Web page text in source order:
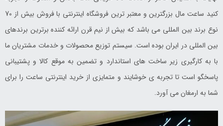
کنید ساعت مال بزرگترین و معتبر ترین فروشگاه اینترنتی با فروش بیش از 70
نوع برند بین المللی می باشد که بیش از نیم قرن ارائه کننده برترین برندهای
بین المللی در ایران بوده است. سیستم توزیع محصولات و خدمات مشتریان ما
با به کارگیری زیر ساخت های استاندارد و تضمین به موقع کالا و پشتیبانی
پاسخگو است تا تجربه ی خوشایند و متمایزی از خرید اینترنتی ساعت را برای
شما به ارمغان می آورد.